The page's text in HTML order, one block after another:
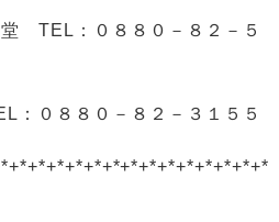
TEL：０８８０－８２－５
：０８８０－８２－３１５５